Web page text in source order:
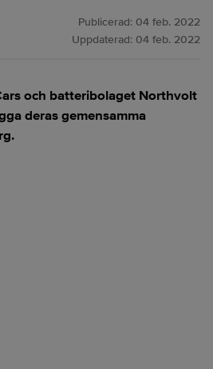
Publicerad: 04 feb. 2022
Uppdaterad: 04 feb. 2022
och batteribolaget Northvolt
deras gemensamma